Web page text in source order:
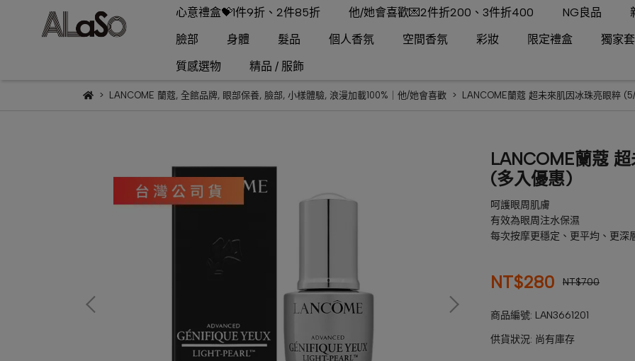
心意禮盒💝1件9折、2件85折 他/她會喜歡💌2件折200、3件折400 NG良品
臉部
身體 髮品 個人香氛 空間香氛 彩妝 限定禮盒
獨家
質感選物
精品 / 服飾
LANCOME 蘭蔻, 全館品牌, 眼部保養, 臉部, 小樣體驗, 浪漫加載100%｜他/她會喜歡 LANCOME蘭蔻 超未來肌因冰珠亮眼粹
LANCOME蘭蔻
(多入優惠)
呵護眼周肌膚
有效為眼周注水保濕
每次按摩更穩定、更平均、更深
NT$280 NT$700
商品編號: LAN3661201
供貨狀況: 尚有庫存